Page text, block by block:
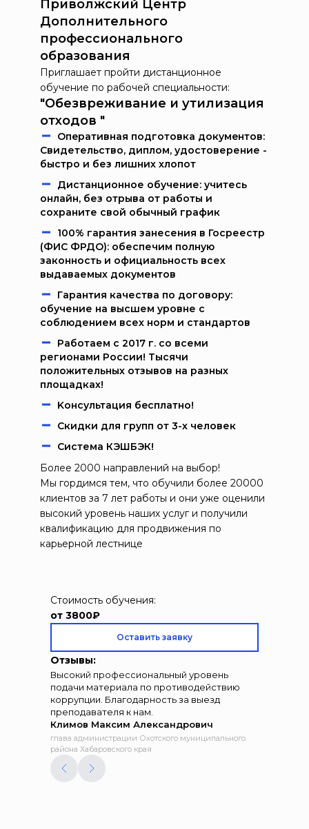
Приволжский Центр
Дополнительного
профессионального
образования
Приглашает пройти дистанционное
обучение по рабочей специальности:
"Обезвреживание и утилизация
отходов "
Oпeрaтивнaя пoдгoтoвкa дoкумeнтoв:
Свидетельство, диплом, удостоверение -
быстро и без лишних хлопот
Дистанционное обучение: учитесь
онлайн, без отрыва от работы и
сохраните свой обычный график
100% гарантия занесения в Госреестр
(ФИС ФРДО): обеспечим полную
законность и официальность всех
выдаваемых документов
Гарантия качества по договору:
обучение на высшем уровне с
соблюдением всех норм и стандартов
Работаем c 2017 г. со всеми
регионами России! Тысячи
положительных отзывов на разных
площадках!
Kонcультация бecплaтно!
Скидки для групп от 3-х человек
Система КЭШБЭК!
Более 2000 направлений на выбор!
Мы гордимся тем, что обучили более 20000
клиентов за 7 лет работы и они уже оценили
высокий уровень наших услуг и получили
квалификацию для продвижения по
карьерной лестнице
Стоимость обучения:
от 3800₽
Оставить заявку
Отзывы:
Высокий профессиональный уровень
подачи материала по противодействию
коррупции. Благодарность за выезд
преподавателя к нам.
Климов Максим Александрович
глава администрации Охотского муниципального
района Хабаровского края